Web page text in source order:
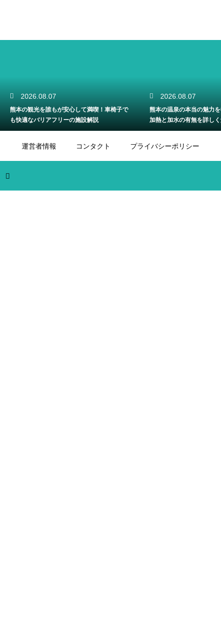
2026.08.07
熊本の温泉の本当の魅力を徹底解剖！源泉の
加熱と加水の有無を詳しく解説
2026.08.06
春の熊本の滝で癒やし
な新緑が一番美しい見頃
運営者情報 コンタクト プライバシーポリシー